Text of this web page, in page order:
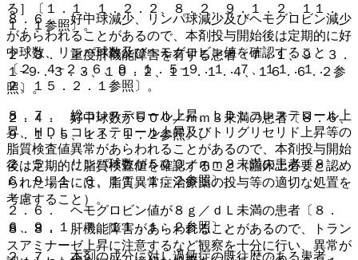
８．６． 好中球減少、リンパ球減少及びヘモグロビン減少
があらわれることがあるので、本剤投与開始後は定期的に好
中球数、リンパ球数及びヘモグロビン値を確認すること
〔２．４−２．６、９．１．５−９．１．７、１１．１．
２、１５．２．１参照〕。
８．７． 総コレステロール上昇、ＬＤＬコレステロール上
昇、ＨＤＬコレステロール上昇及びトリグリセリド上昇等の
脂質検査値異常があらわれることがあるので、本剤投与開始
後は定期的に脂質検査値を確認すること（臨床上必要と認め
られた場合には、脂質異常症治療薬の投与等の適切な処置を
考慮すること）。
８．８． 肝機能障害があらわれることがあるので、トラン
スアミナーゼ上昇に注意するなど観察を十分に行い、異常が
る］〔１．１、１．２．２、８．２、９．１．２、１１．
１．１参照〕。
２．３． 重度肝機能障害を有する患者〔７．１、９．３．
１−９．３．３、１０．２、１１．１．４、１６．６．２参
照〕。
２．４． 好中球数が５００／ｍｍ３未満の患者〔８．６、
９．１．５、１１．１．２参照〕。
２．５． リンパ球数が５００／ｍｍ３未満の患者〔８．
６、９．１．６、１１．１．２参照〕。
２．６． ヘモグロビン値が８ｇ／ｄＬ未満の患者〔８．
６、９．１．７、１１．１．２参照〕。
２．７． 本剤の成分に対し過敏症の既往歴のある患者。